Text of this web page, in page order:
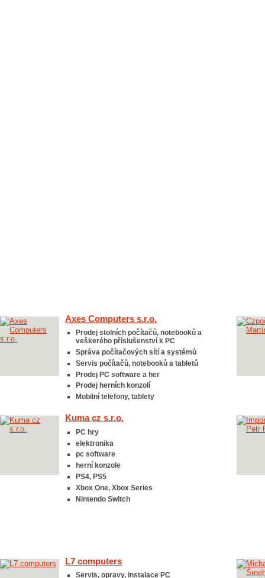
Axes Computers s.r.o.
Prodej stolních počítačů, notebooků a
veškerého příslušenství k PC
Správa počítačových sítí a systémů
Servis počítačů, notebooků a tabletů
Prodej PC software a her
Prodej herních konzolí
Mobilní telefony, tablety
Kuma cz s.r.o.
PC hry
elektronika
pc software
herní konzole
PS4, PS5
Xbox One, Xbox Series
Nintendo Switch
L7 computers
Servis, opravy, instalace PC